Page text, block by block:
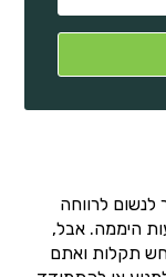
לרווחה
היממה. אבל,
תקלות ואתם